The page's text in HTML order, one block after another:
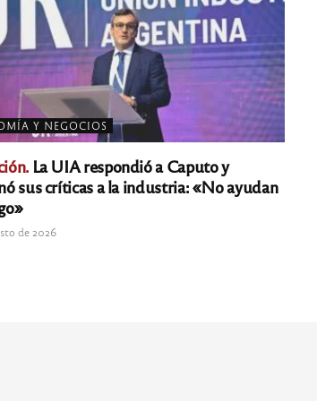
Y NEGOCIOS
La UIA respondió a Caputo y
sus críticas a la industria: «No ayudan
de 2026